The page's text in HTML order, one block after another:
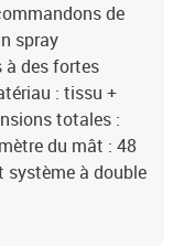
de
spray
des fortes
: tissu +
totales :
du mât : 48
à double